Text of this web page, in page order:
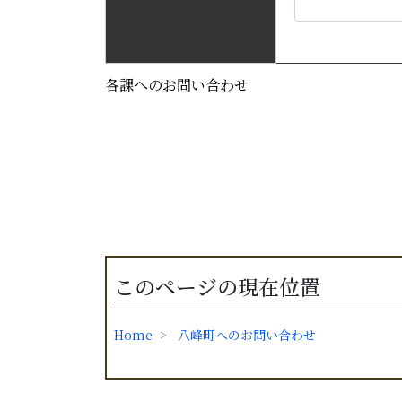
各課へのお問い合わせ
このページの現在位置
Home 八峰町へのお問い合わせ